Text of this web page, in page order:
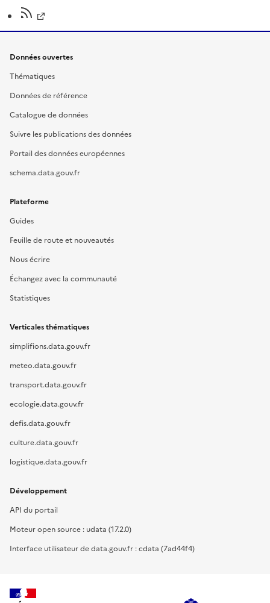
Données ouvertes
Thématiques
Données de référence
Catalogue de données
Suivre les publications des données
Portail des données européennes
schema.data.gouv.fr
Plateforme
Guides
Feuille de route et nouveautés
Nous écrire
Échangez avec la communauté
Statistiques
Verticales thématiques
simplifions.data.gouv.fr
meteo.data.gouv.fr
transport.data.gouv.fr
ecologie.data.gouv.fr
defis.data.gouv.fr
culture.data.gouv.fr
logistique.data.gouv.fr
Développement
API du portail
Moteur open source : udata (17.2.0)
Interface utilisateur de data.gouv.fr : cdata (7ad44f4)